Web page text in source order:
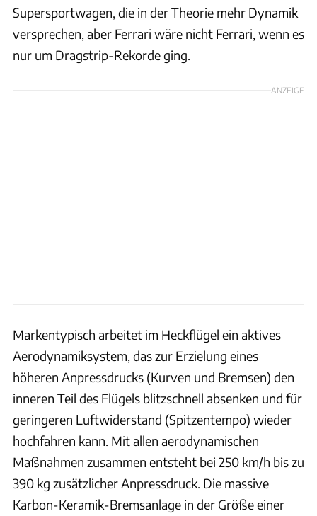
Supersportwagen, die in der Theorie mehr Dynamik
versprechen, aber Ferrari wäre nicht Ferrari, wenn es
nur um Dragstrip-Rekorde ging.
ANZEIGE
Markentypisch arbeitet im Heckflügel ein aktives
Aerodynamiksystem, das zur Erzielung eines
höheren Anpressdrucks (Kurven und Bremsen) den
inneren Teil des Flügels blitzschnell absenken und für
geringeren Luftwiderstand (Spitzentempo) wieder
hochfahren kann. Mit allen aerodynamischen
Maßnahmen zusammen entsteht bei 250 km/h bis zu
390 kg zusätzlicher Anpressdruck. Die massive
Karbon-Keramik-Bremsanlage in der Größe einer